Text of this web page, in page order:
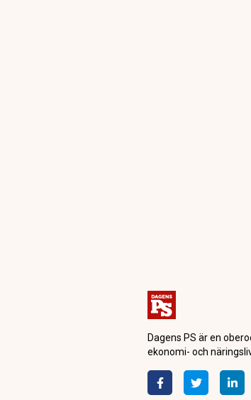
Dagensps.se